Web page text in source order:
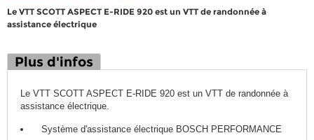
Le VTT SCOTT ASPECT E-RIDE 920 est un VTT de randonnée à
assistance électrique
Plus d'infos
Le VTT SCOTT ASPECT E-RIDE 920 est un VTT de randonnée à
assistance électrique.
Système d'assistance électrique BOSCH PERFORMANCE